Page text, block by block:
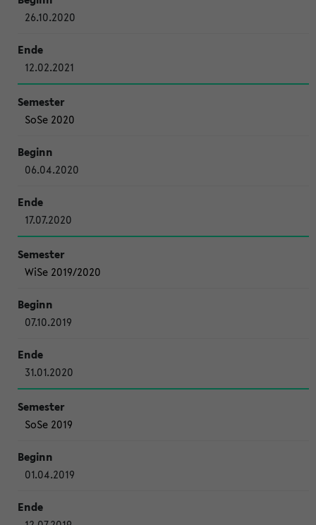
26.10.2020
12.02.2021
SoSe 2020
06.04.2020
17.07.2020
WiSe 2019/2020
07.10.2019
31.01.2020
SoSe 2019
01.04.2019